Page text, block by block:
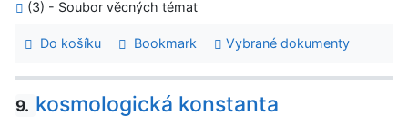
(3) - Soubor věcných témat
Do košíku Bookmark Vybrané dokumenty
9. kosmologická konstanta